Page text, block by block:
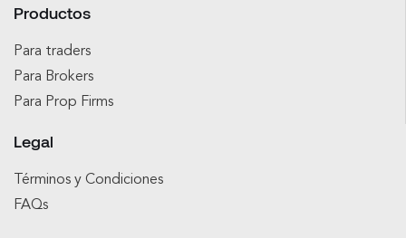
Productos
Para traders
Para Brokers
Para Prop Firms
Legal
Términos y Condiciones
FAQs